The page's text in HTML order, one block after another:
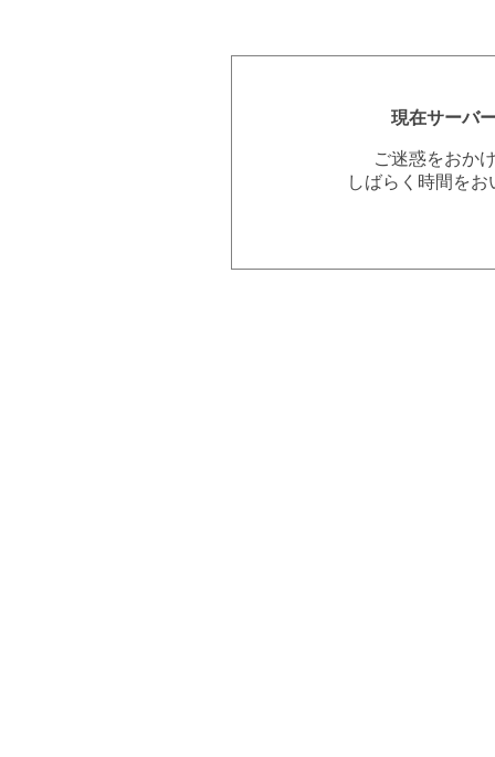
現在サーバ
ご迷惑をおか
しばらく時間を